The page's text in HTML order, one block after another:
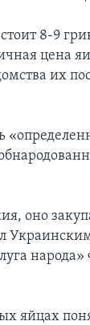
8-9
цена
их
оно
народа»
яйцах